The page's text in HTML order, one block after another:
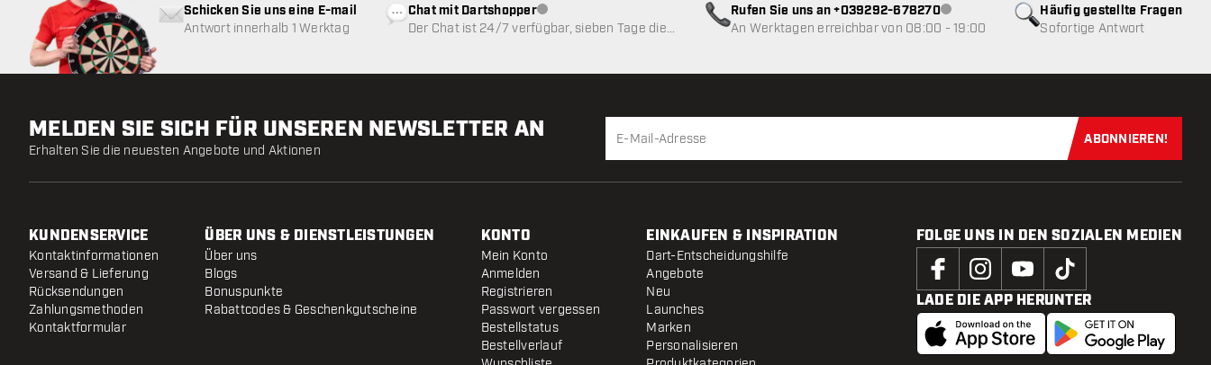
Häufig gestellte Fragen
Sofortige Antwort
Schicken Sie uns eine E-mail
Antwort innerhalb 1 Werktag
Chat mit DartshopperKundenservice nicht verfügbar
Der Chat ist 24/7 verfügbar, sieben Tage die
Rufen Sie uns an +039292-678270Kundenservice nicht verfügbar
An Werktagen erreichbar von 08:00 - 19:00
MELDEN SIE SICH FÜR UNSEREN NEWSLETTER AN
Erhalten Sie die neuesten Angebote und Aktionen
Jetzt für
ABONNIEREN!
KUNDENSERVICE
Kontaktinformationen
Versand & Lieferung
Rücksendungen
Zahlungsmethoden
Kontaktformular
ÜBER UNS & DIENSTLEISTUNGEN
Über uns
Blogs
Bonuspunkte
Rabattcodes & Geschenkgutscheine
KONTO
Mein Konto
Anmelden
Registrieren
Passwort vergessen
Bestellstatus
Bestellverlauf
EINKAUFEN & INSPIRATION
Dart-Entscheidungshilfe
Angebote
Neu
Launches
Marken
Personalisieren
FOLGE UNS IN DEN SOZIALEN MEDIEN
LADE DIE APP HERUNTER